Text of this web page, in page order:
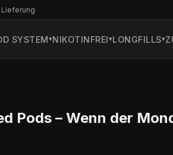
SYSTEM NIKOTINFREI LONGFILLS
Pods – Wenn der